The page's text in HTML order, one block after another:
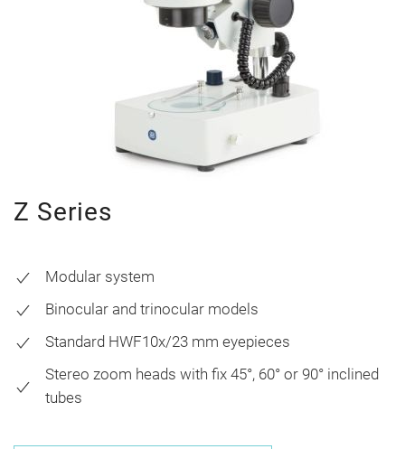
Z Series
Modular system
Binocular and trinocular models
Standard HWF10x/23 mm eyepieces
Stereo zoom heads with fix 45°, 60° or 90° inclined
tubes